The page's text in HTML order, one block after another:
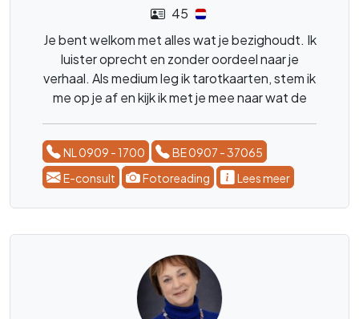
45
Je bent welkom met alles wat je bezighoudt. Ik
luister oprecht en zonder oordeel naar je
verhaal. Als medium leg ik tarotkaarten, stem ik
me op je af en kijk ik met je mee naar wat de
liefde, tweelingzielen,
toekomstvoorspellingen en zakelijk advies.
Ook is contact met overleden dierbaren
mogelijk. Al 30 jaar ervaring – niets is gek.
NL 0909 - 1700
BE 0907 - 37065
E-consult
Fotoreading Lees meer